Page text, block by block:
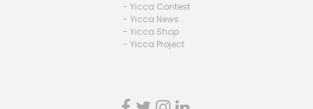
- Yicca Contest
- Yicca News
- Yicca Shop
- Yicca Project